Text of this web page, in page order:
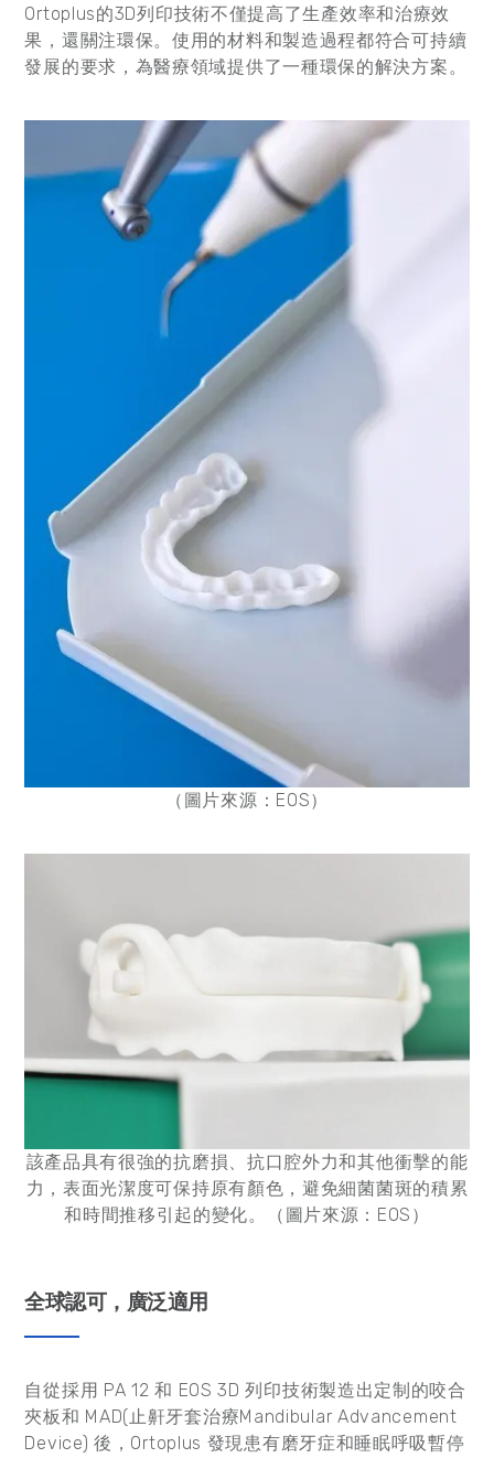
Ortoplus的3D列印技術不僅提高了生產效率和治療效
果，還關注環保。使用的材料和製造過程都符合可持續
發展的要求，為醫療領域提供了一種環保的解決方案。
（圖片來源：EOS）
該產品具有很強的抗磨損、抗口腔外力和其他衝擊的能
力，表面光潔度可保持原有顏色，避免細菌菌斑的積累
和時間推移引起的變化。（圖片來源：EOS）
全球認可，廣泛適用
自從採用 PA 12 和 EOS 3D 列印技術製造出定制的咬合
夾板和 MAD(止鼾牙套治療Mandibular Advancement
Device) 後，Ortoplus 發現患有磨牙症和睡眠呼吸暫停